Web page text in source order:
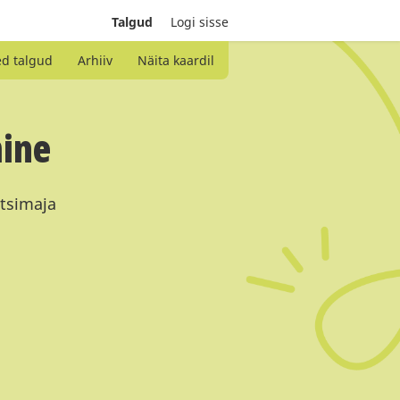
Talgud Logi sisse
talgud Arhiiv Näita kaardil